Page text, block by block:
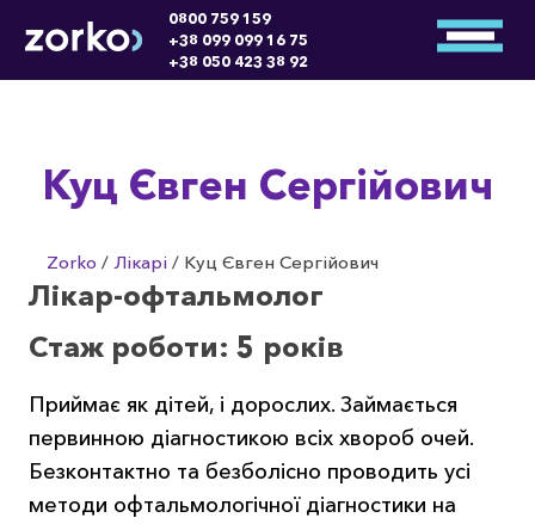
0800 759 159
+38 099 099 16 75
+38 050 423 38 92
Куц Євген Сергійович
Zorko / Лікарі / Куц Євген Сергійович
Лікар-офтальмолог
Стаж роботи: 5 років
Приймає як дітей, і дорослих. Займається
первинною діагностикою всіх хвороб очей.
Безконтактно та безболісно проводить усі
методи офтальмологічної діагностики на